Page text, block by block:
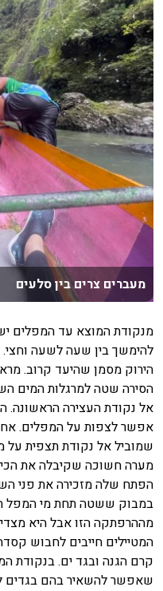
מעברים צרים בין סלעים
להימשך בין שעה לשעה
הירוק מסמן שהיעד קרוב.
הסירה שטה למרגלות המים
אל נקודת העצירה הראשונה.
אפשר לצפות על המפלים.
שמוביל אל נקודת תצפית על
מערה חשוכה שקיבלה את
הפתח שלה מזכירה את פני
במבוק ששטה תחת מי המפל
מההרפתקה הזו אבל היא
המטיילים חייבים לחבוש
קרם הגנה ובגד ים. בנקודת
שאפשר להשאיר בהם בגדים